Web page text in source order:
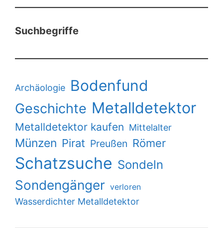
Suchbegriffe
Archäologie Bodenfund
Geschichte Metalldetektor
Metalldetektor kaufen Mittelalter
Münzen Pirat Preußen Römer
Schatzsuche Sondeln
Sondengänger verloren
Wasserdichter Metalldetektor